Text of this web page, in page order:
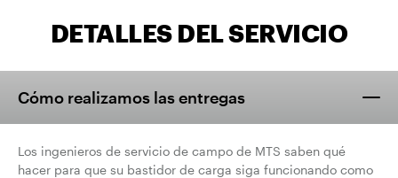
DETALLES DEL SERVICIO
Cómo realizamos las entregas
Los ingenieros de servicio de campo de MTS saben qué
hacer para que su bastidor de carga siga funcionando como